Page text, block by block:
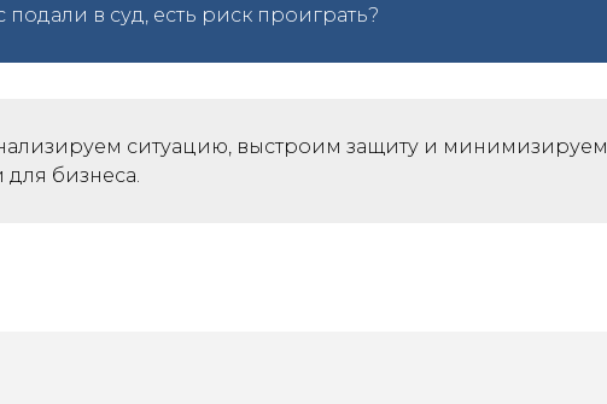
подали в суд, есть риск проиграть?
ситуацию, выстроим защиту и минимизируем
для бизнеса.